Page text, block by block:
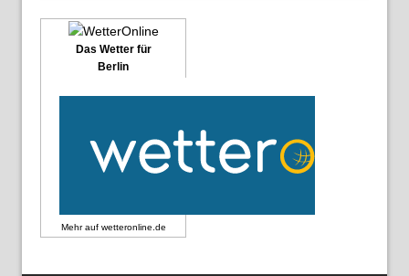
Das Wetter für
Berlin
Mehr auf wetteronline.de